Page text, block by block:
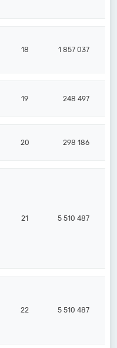
18 1 857 037
19 248 497
20 298 186
21 5 510 487
22 5 510 487